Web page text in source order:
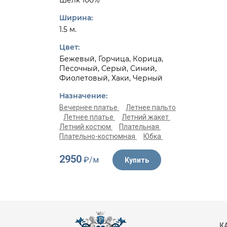
Ширина:
1.5 м.
Цвет:
Бежевый, Горчица, Корица,
Песочный, Серый, Синий,
Фиолетовый, Хаки, Черный
Назначение:
Вечернее платье
Летнее пальто
Летнее платье
Летний жакет
Летний костюм
Плательная
Плательно-костюмная
Юбка
2950 ₽/м Купить